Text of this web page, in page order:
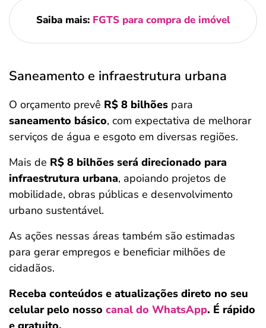
Saiba mais: FGTS para compra de imóvel
Saneamento e infraestrutura urbana
O orçamento prevê R$ 8 bilhões para
saneamento básico, com expectativa de melhorar
serviços de água e esgoto em diversas regiões.
Mais de R$ 8 bilhões será direcionado para
infraestrutura urbana, apoiando projetos de
mobilidade, obras públicas e desenvolvimento
urbano sustentável.
As ações nessas áreas também são estimadas
para gerar empregos e beneficiar milhões de
cidadãos.
Receba conteúdos e atualizações direto no seu
celular pelo nosso canal do WhatsApp. É rápido